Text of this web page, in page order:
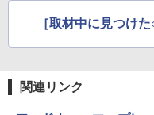
［取材中に見つけ
関連リンク